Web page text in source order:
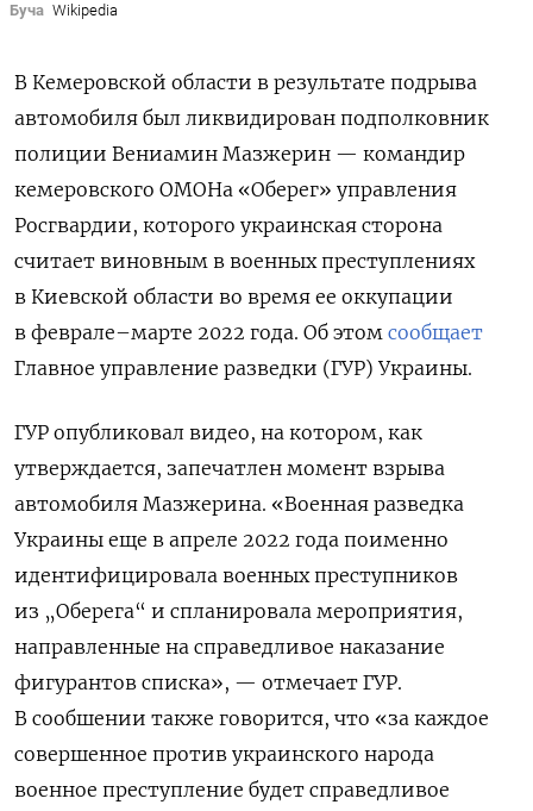
Буча Wikipedia
В Кемеровской области в результате подрыва
автомобиля был ликвидирован подполковник
полиции Вениамин Мазжерин — командир
кемеровского ОМОНа «Оберег» управления
Росгвардии, которого украинская сторона
считает виновным в военных преступлениях
в Киевской области во время ее оккупации
в феврале–марте 2022 года. Об этом сообщает
Главное управление разведки (ГУР) Украины.
ГУР опубликовал видео, на котором, как
утверждается, запечатлен момент взрыва
автомобиля Мазжерина. «Военная разведка
Украины еще в апреле 2022 года поименно
идентифицировала военных преступников
из „Оберега“ и спланировала мероприятия,
направленные на справедливое наказание
фигурантов списка», — отмечает ГУР.
В сообшении также говорится, что «за каждое
совершенное против украинского народа
военное преступление будет справедливое